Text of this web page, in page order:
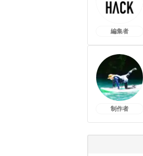
編集者
制作者